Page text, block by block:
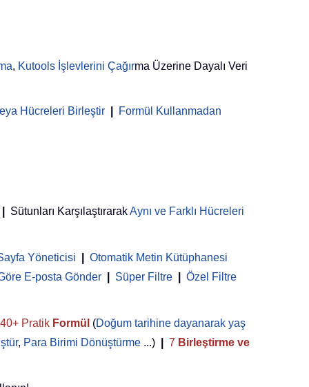
, Kutools İşlevlerini Çağırma Üzerine Dayalı Veri
Hücreleri Birleştir Formül Kullanmadan
Sütunları KarşılaştırarakAynı ve Farklı Hücreleri
Yöneticisi
Otomatik Metin Kütüphanesi
E-posta Gönder
Süper Filtre Özel Filtre
40+ Pratik Formül (Doğum tarihine dayanarak yaş
, Para Birimi Dönüştürme ...) 7 Birleştirme ve